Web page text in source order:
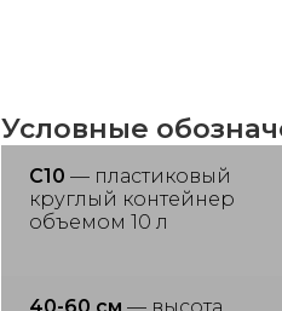
Условные
С10 — пластиковый
круглый контейнер
объемом 10 л